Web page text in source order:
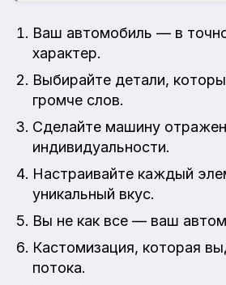
Ваш автомобиль — в
характер.
Выбирайте детали,
громче слов.
Сделайте машину
индивидуальности.
Настраивайте каждый
уникальный вкус.
Вы не как все — ваш
Кастомизация, которая
потока.